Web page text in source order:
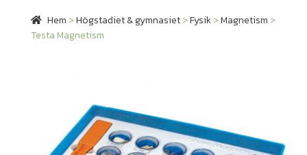
Hem >Högstadiet & gymnasiet>Fysik>Magnetism >
Testa Magnetism